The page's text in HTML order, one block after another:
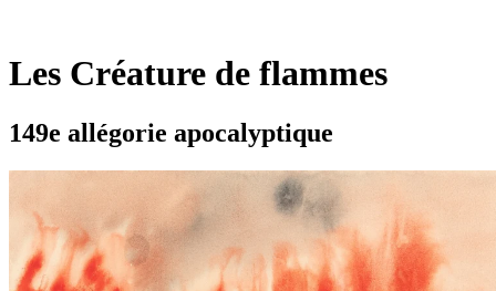
Les Créature de flammes
149e allégorie apocalyptique